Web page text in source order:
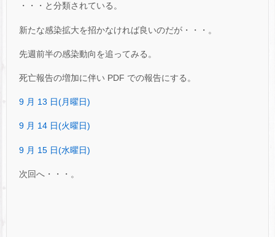
・・・と分類されている。
新たな感染拡大を招かなければ良いのだが・・・。
先週前半の感染動向を追ってみる。
死亡報告の増加に伴い PDF での報告にする。
9 月 13 日(月曜日)
9 月 14 日(火曜日)
9 月 15 日(水曜日)
次回へ・・・。